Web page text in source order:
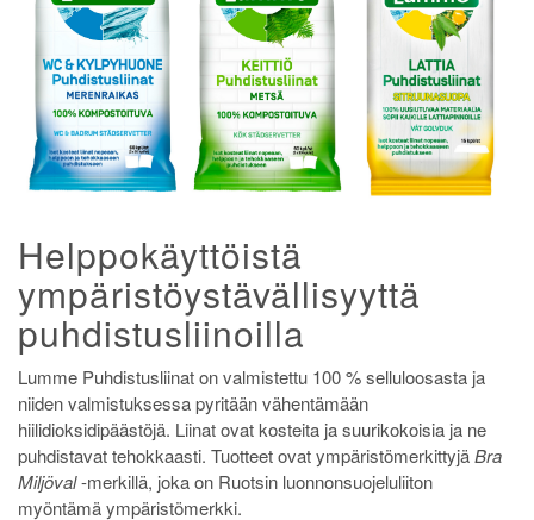
Helppokäyttöistä
ympäristöystävällisyyttä
puhdistusliinoilla
Lumme Puhdistusliinat on valmistettu 100 % selluloosasta ja
niiden valmistuksessa pyritään vähentämään
hiilidioksidipäästöjä. Liinat ovat kosteita ja suurikokoisia ja ne
puhdistavat tehokkaasti. Tuotteet ovat ympäristömerkittyjäBra
Miljöval-merkillä, joka on Ruotsin luonnonsuojeluliiton
myöntämä ympäristömerkki.